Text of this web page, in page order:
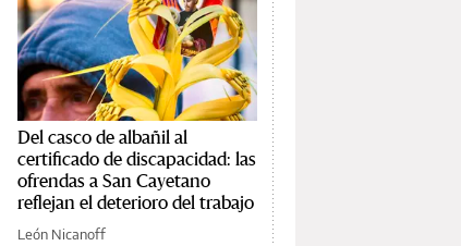
Del casco de albañil al
certificado de discapacidad: las
ofrendas a San Cayetano
reflejan el deterioro del trabajo
León Nicanoff